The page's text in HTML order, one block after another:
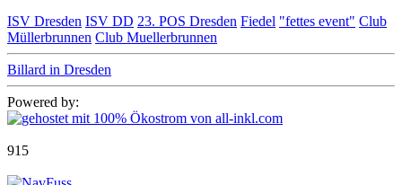
ISV Dresden ISV DD 23. POS Dresden Fiedel "fettes event" Club
Müllerbrunnen Club Muellerbrunnen
Billard in Dresden
Powered by:
915